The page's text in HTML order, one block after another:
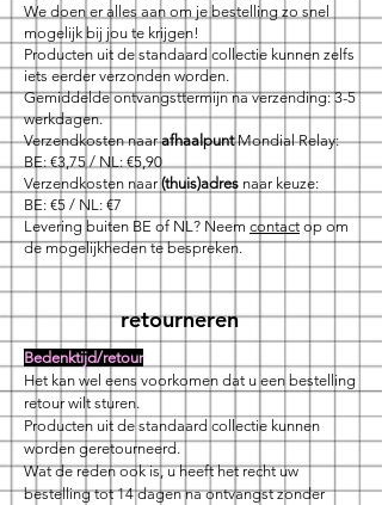
We doen er alles aan om je bestelling zo snel
mogelijk bij jou te krijgen!
Producten uit de standaard collectie kunnen zelfs
iets eerder verzonden worden.
Gemiddelde ontvangsttermijn na verzending: 3-5
werkdagen.
Verzendkosten naarafhaalpuntMondial Relay:
BE: €3,75 / NL: €5,90
Verzendkosten naar(thuis)adres naar keuze:
BE: €5 / NL: €7
Levering buiten BE of NL? Neem contact op om
de mogelijkheden te bespreken.
retourneren
Bedenktijd/retour
Het kan wel eens voorkomen dat u een bestelling
retour wilt sturen.
Producten uit de standaard collectie kunnen
worden geretourneerd.
Wat de reden ook is, u heeft het recht uw
bestelling tot 14 dagen na ontvangst zonder